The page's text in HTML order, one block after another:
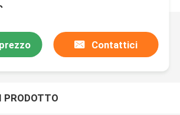
Contattici
PRODOTTO